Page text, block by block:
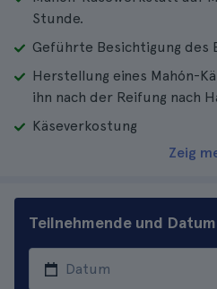
Stunde.
Geführte Besichtigung des
Herstellung eines Mahón-
ihn nach der Reifung nach
Käseverkostung
Zeig
Teilnehmende und